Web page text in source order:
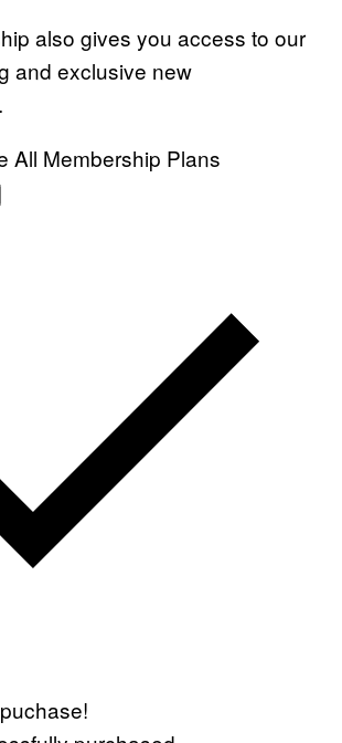
also gives you access to our
and exclusive new
All Membership Plans